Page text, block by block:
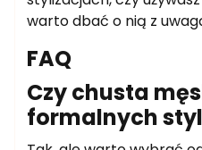
warto dbać o nią z
FAQ
Czy chusta
formalnych